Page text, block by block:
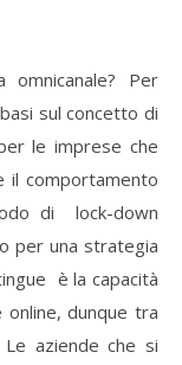
omnicanale? Per
sul concetto di
le imprese che
il comportamento
di lock-down
per una strategia
è la capacità
dunque tra
aziende che si